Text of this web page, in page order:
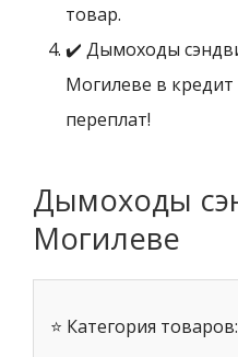
товар.
✔️ Дымоходы
Могилеве в кредит
переплат!
Дымоходы
Могилеве
⭐ Категория товаров: